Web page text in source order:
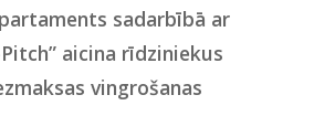
sadarbībā ar
aicina rīdziniekus
vingrošanas